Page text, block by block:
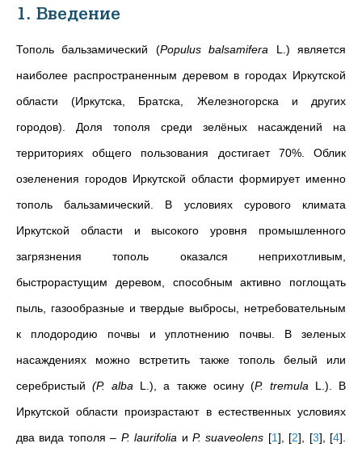
1. Введение
Тополь бальзамический (Populus balsamifera L.) является
наиболее распространенным деревом в городах Иркутской
области (Иркутска, Братска, Железногорска и других
городов). Доля тополя среди зелёных насаждений на
территориях общего пользования достигает 70%. Облик
озеленения городов Иркутской области формирует именно
тополь бальзамический. В условиях сурового климата
Иркутской области и высокого уровня промышленного
загрязнения тополь оказался неприхотливым,
быстрорастущим деревом, способным активно поглощать
пыль, газообразные и твердые выбросы, нетребовательным
к плодородию почвы и уплотнению почвы. В зеленых
насаждениях можно встретить также тополь белый или
серебристый(Р. alba L.), а также осину (P. tremula L.). В
Иркутской области произрастают в естественных условиях
два вида тополя – Р. laurifolia и Р. suaveolens [1] [2] [3] [4]